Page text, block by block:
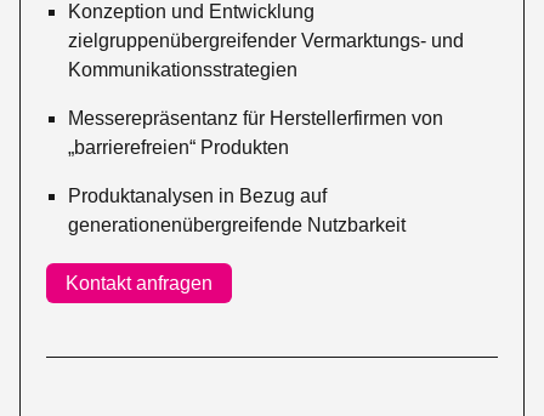
Konzeption und Entwicklung
zielgruppenübergreifender Vermarktungs- und
Kommunikationsstrategien
Messerepräsentanz für Herstellerfirmen von
„barrierefreien“ Produkten
Produktanalysen in Bezug auf
generationenübergreifende Nutzbarkeit
Kontakt anfragen